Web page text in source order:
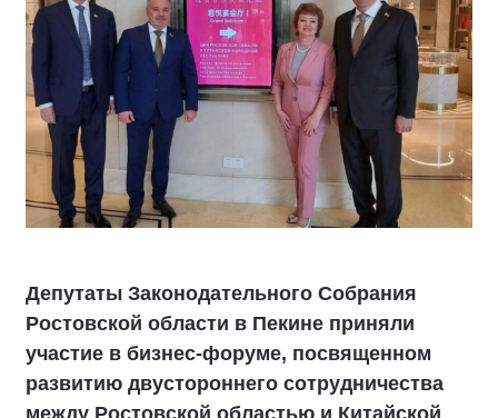
Депутаты Законодательного Собрания
Ростовской области в Пекине приняли
участие в бизнес-форуме, посвященном
развитию двустороннего сотрудничества
между Ростовской областью и Китайской